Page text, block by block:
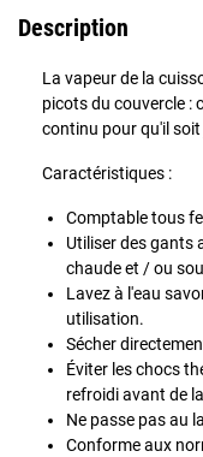
Description
La vapeur de la
picots du couvercle :
continu pour qu'il
Caractéristiques :
Comptable tous
Utiliser des gants
chaude et / ou
Lavez à l'eau
utilisation.
Sécher
Éviter les chocs
refroidi avant de
Ne passe pas au
Conforme aux